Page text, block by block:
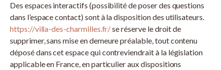
Des espaces interactifs (possibilité de poser des questions
dans l’espace contact) sont à la disposition des utilisateurs.
https://villa-des-charmilles.fr/se réserve le droit de
supprimer, sans mise en demeure préalable, tout contenu
déposé dans cet espace qui contreviendrait à la législation
applicable en France, en particulier aux dispositions